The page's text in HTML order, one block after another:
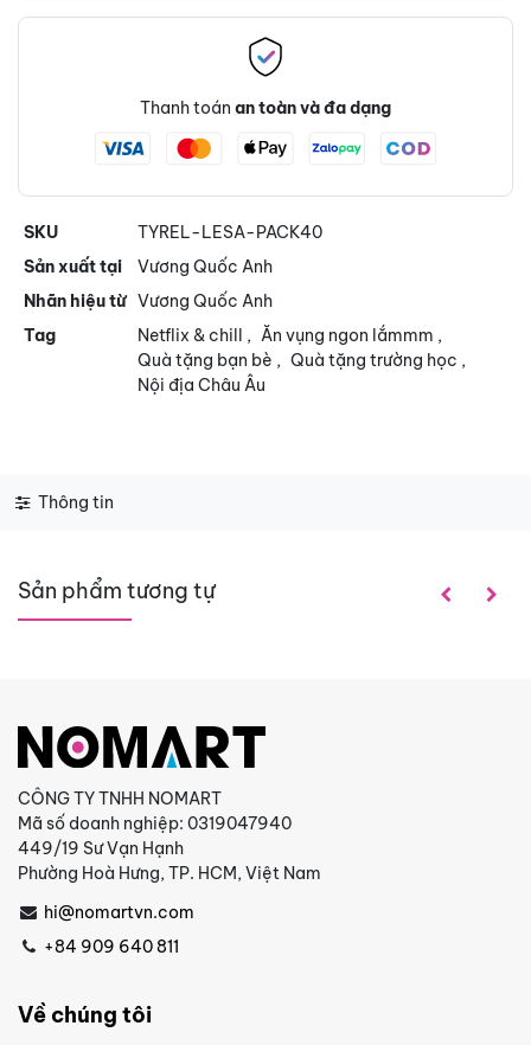
Thanh toán an toàn và đa dạng
SKU
TYREL-LESA-PACK40
Sản xuất tại
Vương Quốc Anh
Nhãn hiệu từ Vương Quốc Anh
Tag
Netflix & chill , Ăn vụng ngon lắmmm ,
Quà tặng bạn bè , Quà tặng trường học ,
Nội địa Châu Âu
Thông tin
Sản phẩm tương tự
CÔNG TY TNHH NOMART
Mã số doanh nghiệp: 0319047940
449/19 Sư Vạn Hạnh
Phường Hoà Hưng, TP. HCM, Việt Nam
hi@nomartvn.com
+84 909 640 811
Về chúng tôi